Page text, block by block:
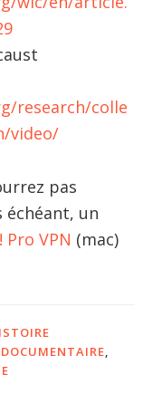
research/colle
video/
pas
échéant, un
Pro VPN (mac)
DOCUMENTAIRE